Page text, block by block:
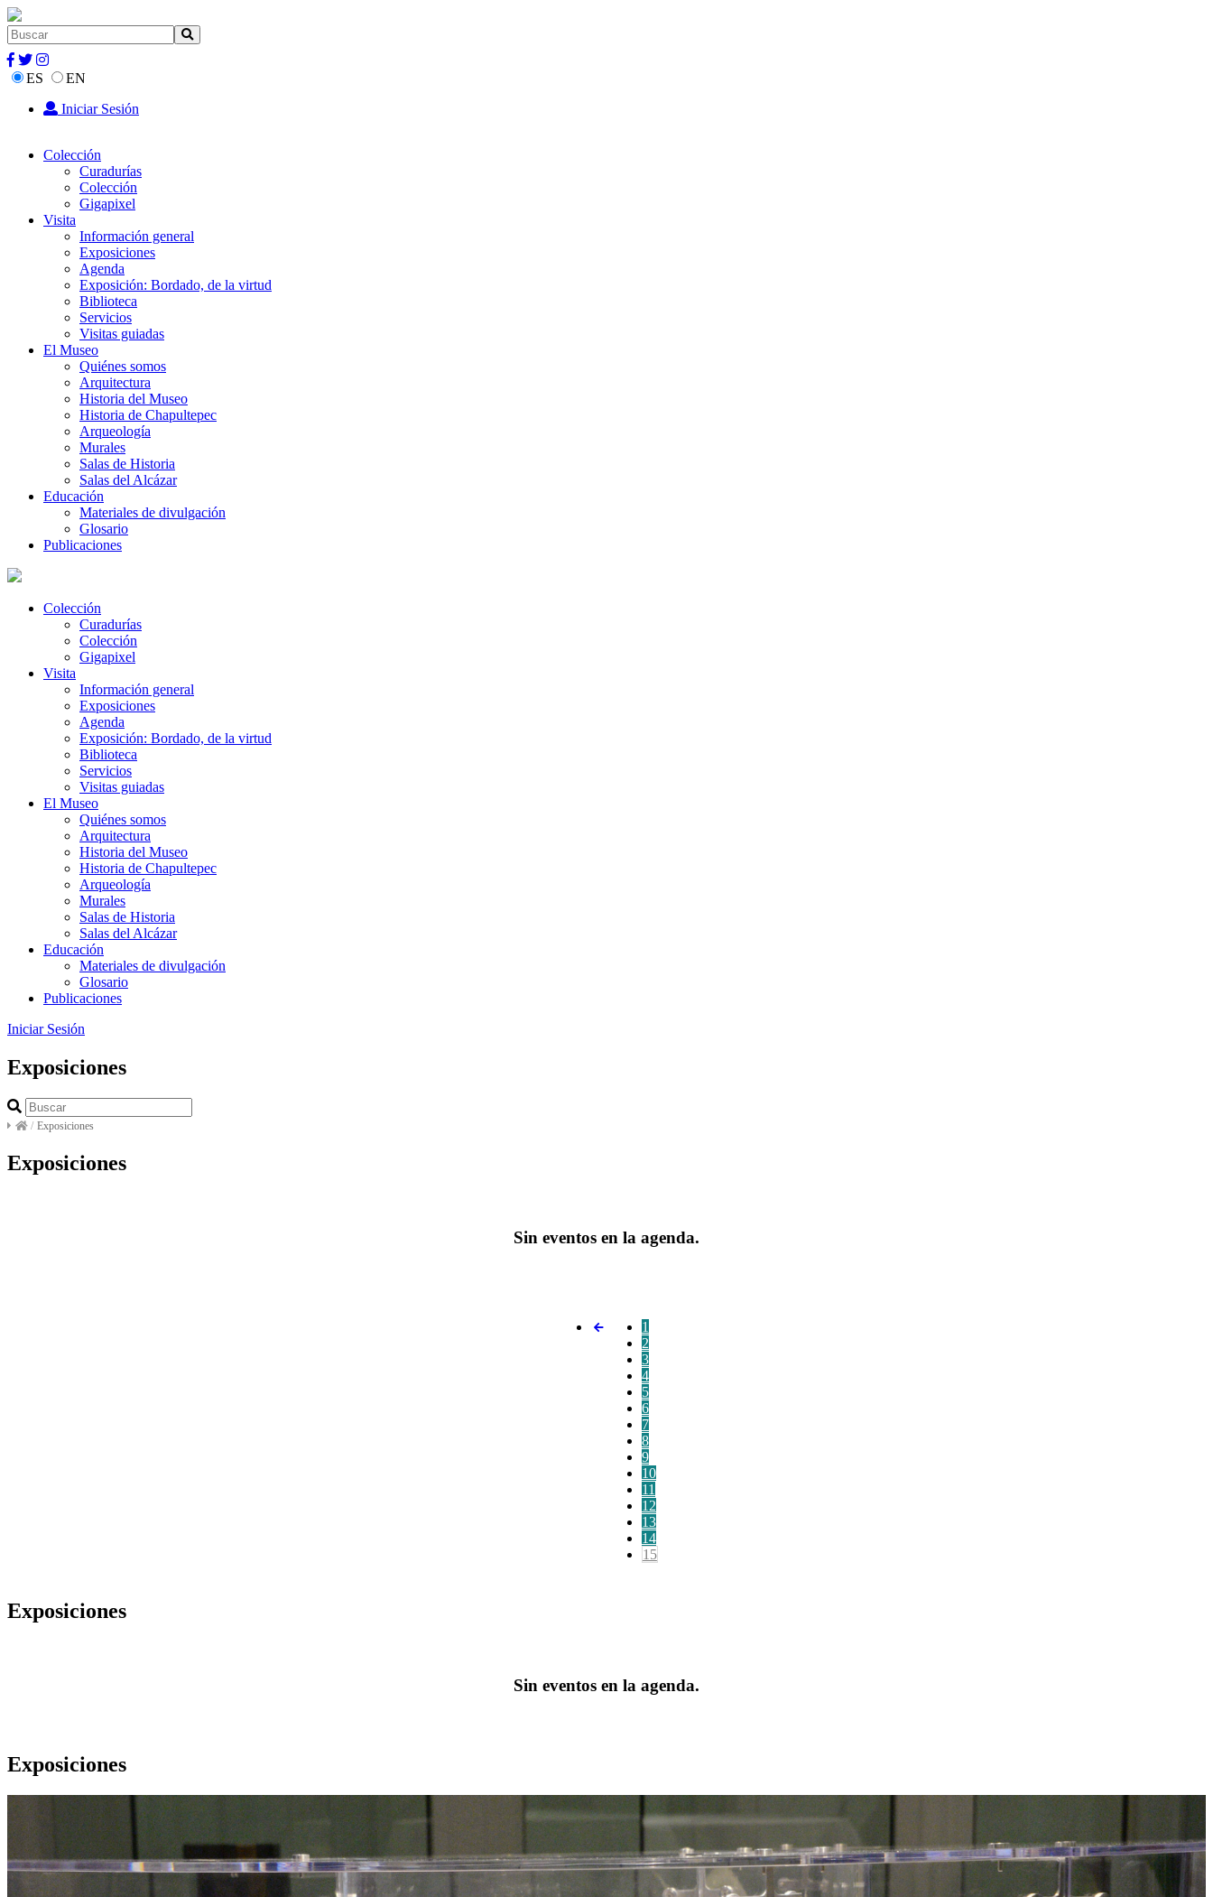
ES
EN
Iniciar Sesión
Colección
Curadurías
Colección
Gigapixel
Visita
Información general
Exposiciones
Agenda
Exposición: Bordado, de la virtud
Biblioteca
Servicios
Visitas guiadas
El Museo
Quiénes somos
Arquitectura
Historia del Museo
Historia de Chapultepec
Arqueología
Murales
Salas de Historia
Salas del Alcázar
Educación
Materiales de divulgación
Glosario
Publicaciones
Colección
Curadurías
Colección
Gigapixel
Visita
Información general
Exposiciones
Agenda
Exposición: Bordado, de la virtud
Biblioteca
Servicios
Visitas guiadas
El Museo
Quiénes somos
Arquitectura
Historia del Museo
Historia de Chapultepec
Arqueología
Murales
Salas de Historia
Salas del Alcázar
Educación
Materiales de divulgación
Glosario
Publicaciones
Iniciar Sesión
Exposiciones
/ Exposiciones
Exposiciones
Sin eventos en la agenda.
1
2
3
4
5
6
7
8
9
10
11
12
13
14
15
Exposiciones
Sin eventos en la agenda.
Exposiciones